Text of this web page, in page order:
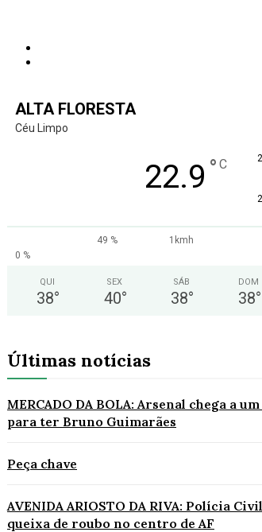
ALTA FLORESTA
Céu Limpo
22.9 ° C
49 %
1kmh
0 %
QUI
38°
SEX
40°
SÁB
38°
DOM
38°
Últimas notícias
MERCADO DA BOLA: Arsenal chega a
para ter Bruno Guimarães
Peça chave
AVENIDA ARIOSTO DA RIVA: Polícia
queixa de roubo no centro de AF